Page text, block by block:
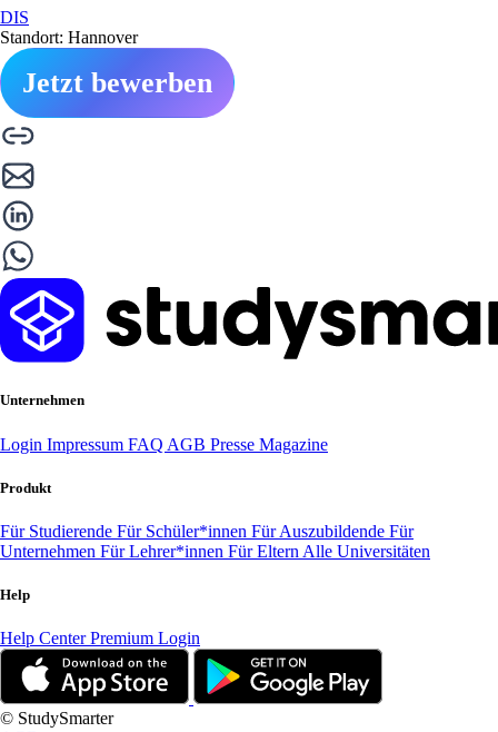
DIS
Standort: Hannover
Jetzt bewerben
Unternehmen
Login Impressum FAQ AGB Presse Magazine
Produkt
Für Studierende Für Schüler*innen Für Auszubildende Für
Unternehmen Für Lehrer*innen Für Eltern Alle Universitäten
Help
Help CenterPremium Login
© StudySmarter